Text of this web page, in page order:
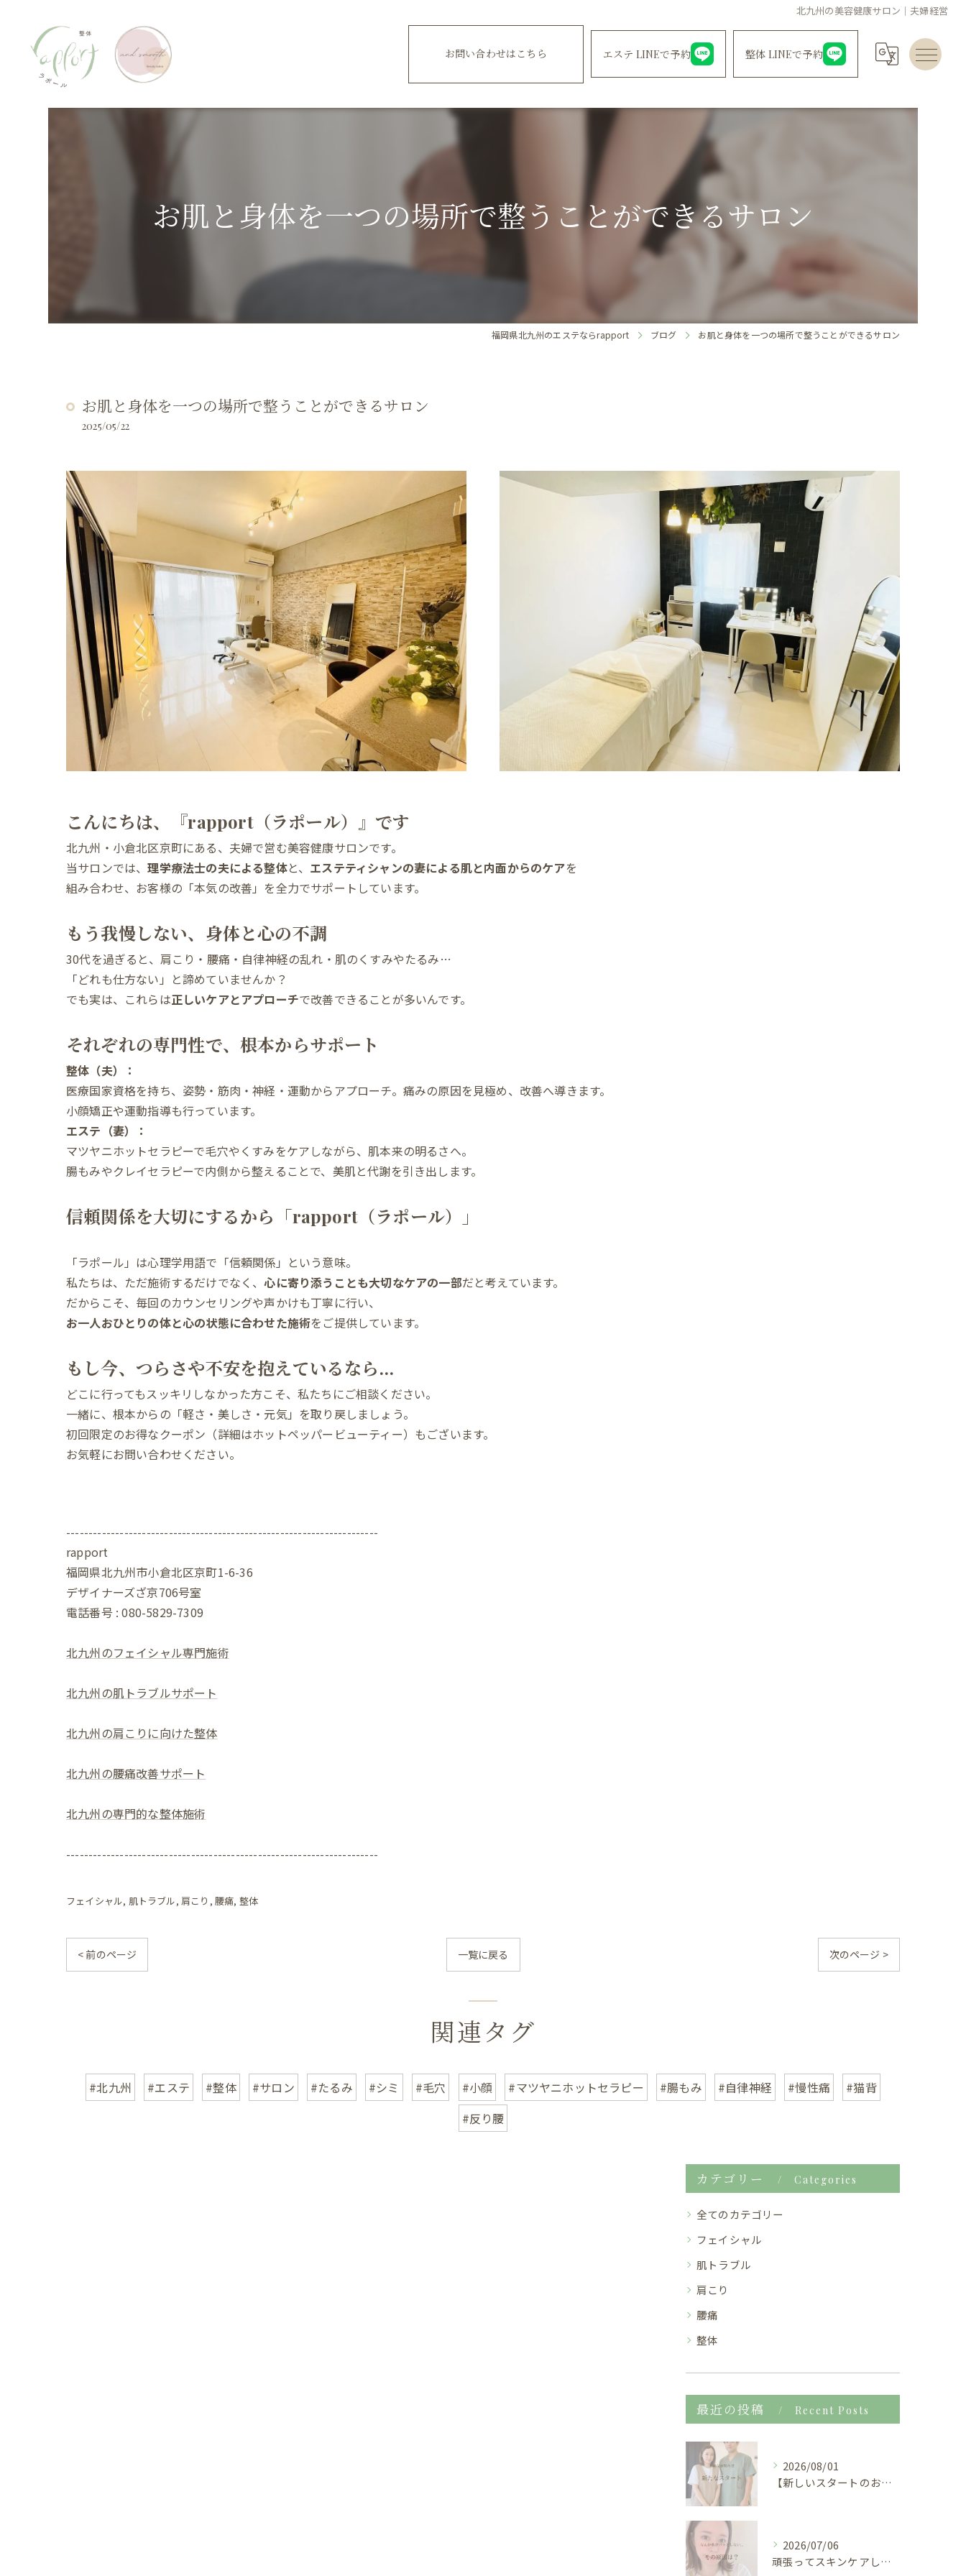
北九州の美容健康サロン｜夫婦経営
お問い合わせはこちら エステ LINEで予約 整体 LINEで予約
お肌と身体を一つの場所で整うことができるサロン
福岡県北九州のエステならrapport ブログ お肌と身体を一つの場所で整うことができるサロン
お肌と身体を一つの場所で整うことができるサロン
2025/05/22
こんにちは、『rapport（ラポール）』です
北九州・小倉北区京町にある、夫婦で営む美容健康サロンです。
当サロンでは、理学療法士の夫による整体と、 エステティシャンの妻による肌と内面からのケアを
組み合わせ、お客様の「本気の改善」を全力でサポートしています。
もう我慢しない、身体と心の不調
30代を過ぎると、肩こり・腰痛・自律神経の乱れ・肌のくすみやたるみ…
「どれも仕方ない」と諦めていませんか？
でも実は、これらは正しいケアとアプローチで改善できることが多いんです。
それぞれの専門性で、根本からサポート
整体（夫）：
医療国家資格を持ち、姿勢・筋肉・神経・運動からアプローチ。痛みの原因を見極め、改善へ導きます。
小顔矯正や運動指導も行っています。
エステ（妻）：
マツヤニホットセラピーで毛穴やくすみをケアしながら、肌本来の明るさへ。
腸もみやクレイセラピーで内側から整えることで、美肌と代謝を引き出します。
信頼関係を大切にするから「rapport（ラポール）」
「ラポール」は心理学用語で「信頼関係」という意味。
私たちは、ただ施術するだけでなく、心に寄り添うことも大切なケアの一部だと考えています。
だからこそ、毎回のカウンセリングや声かけも丁寧に行い、
お一人おひとりの体と心の状態に合わせた施術をご提供しています。
もし今、つらさや不安を抱えているなら…
どこに行ってもスッキリしなかった方こそ、私たちにご相談ください。
一緒に、根本からの「軽さ・美しさ・元気」を取り戻しましょう。
初回限定のお得なクーポン（詳細はホットペッパービューティー）もございます。
お気軽にお問い合わせください。
----------------------------------------------------------------------
rapport
福岡県北九州市小倉北区京町1-6-36
デザイナーズざ京706号室
電話番号 : 080-5829-7309
北九州のフェイシャル専門施術
北九州の肌トラブルサポート
北九州の肩こりに向けた整体
北九州の腰痛改善サポート
北九州の専門的な整体施術
----------------------------------------------------------------------
フェイシャル 肌トラブル 肩こり 腰痛 整体
< 前のページ 一覧に戻る 次のページ >
関連タグ
#北九州 #エステ #整体 #サロン #たるみ #シミ #毛穴 #小顔 #マツヤニホットセラピー #腸もみ #自律神経 #慢性痛
#猫背
#反り腰
カテゴリー Categories
全てのカテゴリー
フェイシャル
肌トラブル
肩こり
腰痛
整体
最近の投稿 Recent Posts
2026/08/01
【新しいスタートのお知らせ🌿】
2026/07/06
頑張ってスキンケアしているのに